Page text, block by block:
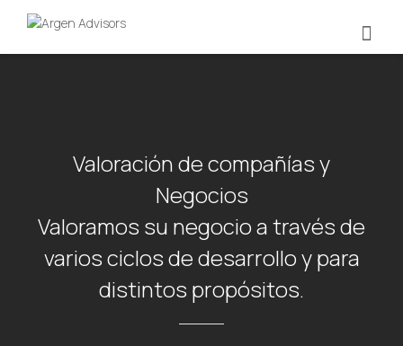
Valoración de compañías y
Negocios
Valoramos su negocio a través de
varios ciclos de desarrollo y para
distintos propósitos.